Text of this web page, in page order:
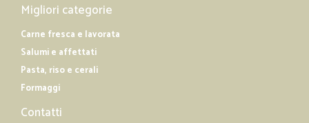
Migliori categorie
Carne fresca e lavorata
Salumi e affettati
Pasta, riso e cerali
Formaggi
Contatti